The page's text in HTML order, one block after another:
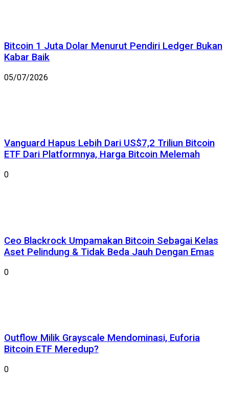
Bitcoin 1 Juta Dolar Menurut Pendiri Ledger Bukan
Kabar Baik
05/07/2026
Vanguard Hapus Lebih Dari US$7,2 Triliun Bitcoin
ETF Dari Platformnya, Harga Bitcoin Melemah
0
Ceo Blackrock Umpamakan Bitcoin Sebagai Kelas
Aset Pelindung & Tidak Beda Jauh Dengan Emas
0
Outflow Milik Grayscale Mendominasi, Euforia
Bitcoin ETF Meredup?
0